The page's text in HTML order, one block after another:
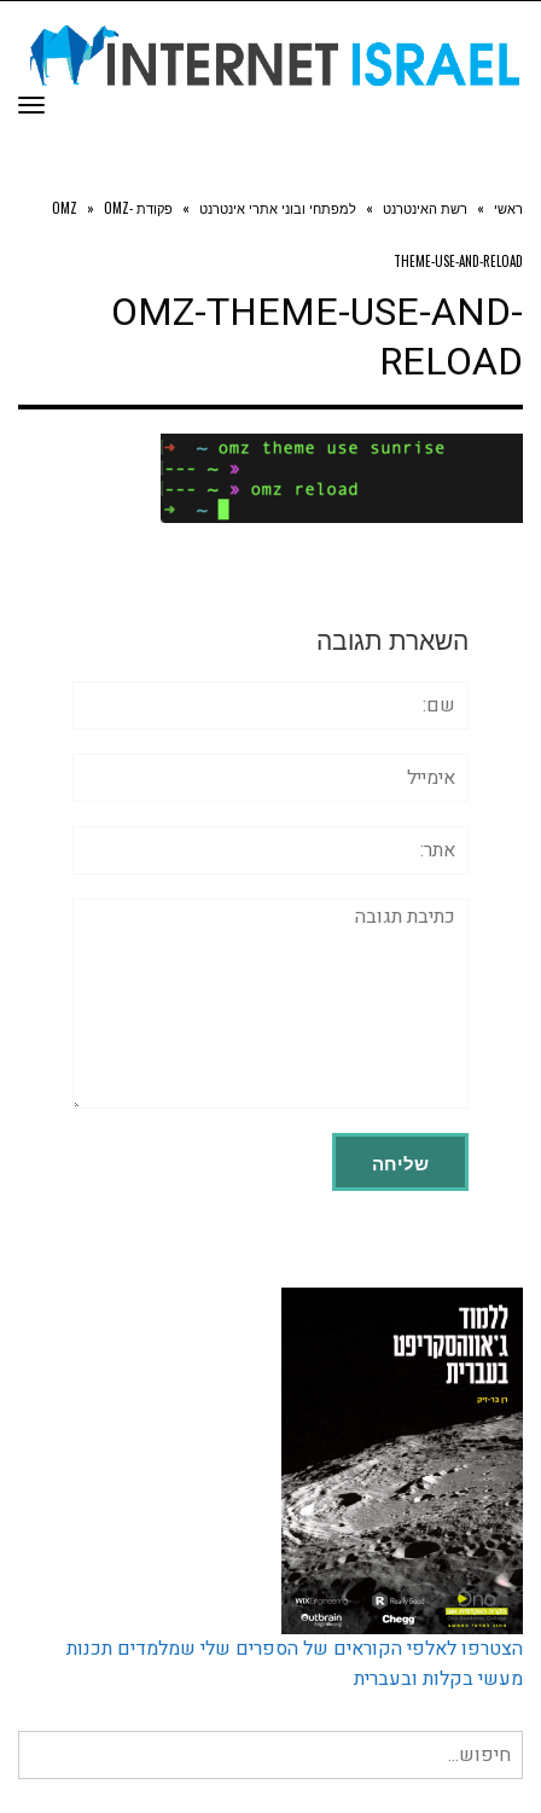
ראשי » רשת האינטרנט » למפתחי ובוני אתרי אינטרנט » פקודת OMZ » OMZ-
THEME-USE-AND-RELOAD
OMZ-THEME-USE-AND-
RELOAD
השארת תגובה
תגובה
הצטרפו לאלפי הקוראים של הספרים שלי שמלמדים תכנות
מעשי בקלות ובעברית
חיפוש
עבור: